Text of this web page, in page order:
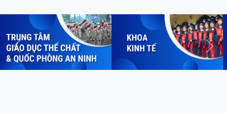
Previous Next